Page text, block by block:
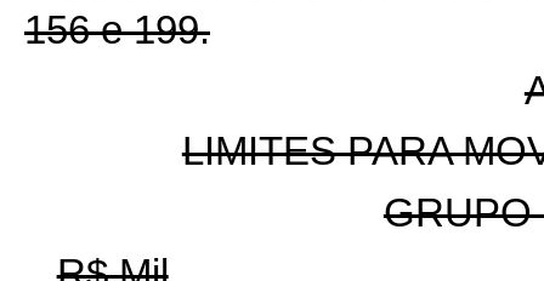
156 e 199.
LIMITES PARA
GRUPO